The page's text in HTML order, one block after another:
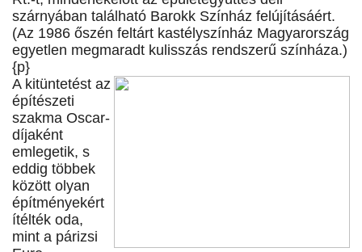
szárnyában található Barokk Színház felújításáért.
(Az 1986 őszén feltárt kastélyszínház Magyarország
egyetlen megmaradt kulisszás rendszerű színháza.)
{p}
A kitüntetést az
építészeti
szakma Oscar-
díjaként
emlegetik, s
eddig többek
között olyan
építményekért
ítélték oda,
mint a párizsi